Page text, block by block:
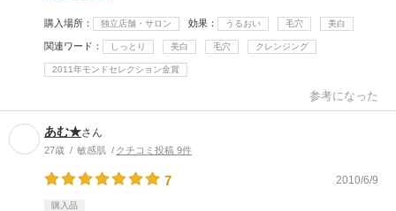
購入場所 独立店舗・サロン 効果 うるおい 毛穴 美白
関連ワード しっとり 美白 毛穴 クレンジング
2011年モンドセレクション金賞
参考になった
あむ★さん
27歳 敏感肌 クチコミ投稿 9件
7 2010/6/9
購入品